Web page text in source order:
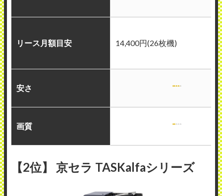
リース月額目安 14,400円(26枚機)
安さ
画質
【2位】 京セラ TASKalfaシリーズ